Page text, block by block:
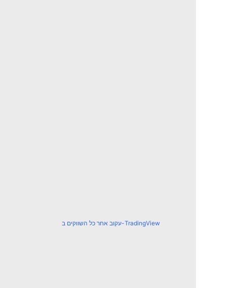
עקוב אחר כל השווקים ב-TradingView